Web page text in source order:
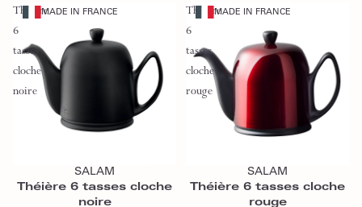
Théière
6
tasses
cloche
noire
MADE IN FRANCE
SALAM
Théière 6 tasses cloche
noire
Théière
6
tasses
cloche
rouge
MADE IN FRANCE
SALAM
Théière 6 tasses cloche
rouge